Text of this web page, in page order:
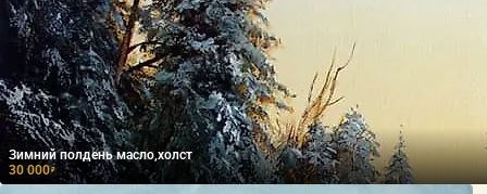
Зимний полдень масло,холст
30 000₽